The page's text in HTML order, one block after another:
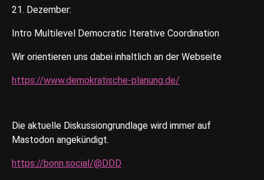
21. Dezember:
Intro Multilevel Democratic Iterative Coordination
Wir orientieren uns dabei inhaltlich an der Webseite
https://www.demokratische-planung.de/
Die aktuelle Diskussiongrundlage wird immer auf
Mastodon angekündigt.
https://bonn.social/@DDD